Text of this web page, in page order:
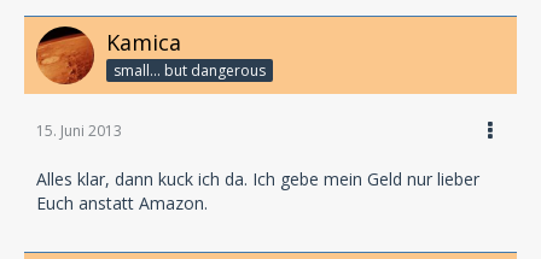
Kamica
small... but dangerous
15. Juni 2013
Alles klar, dann kuck ich da. Ich gebe mein Geld nur lieber
Euch anstatt Amazon.